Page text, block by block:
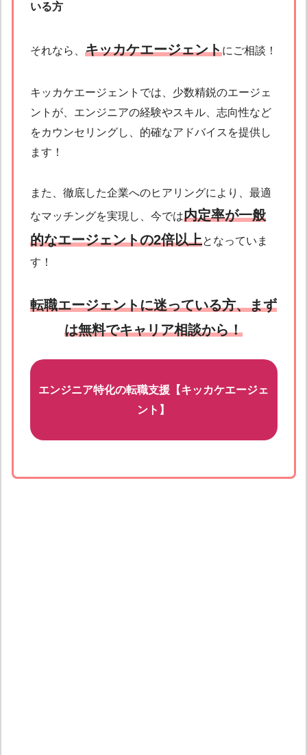
いる方
それなら、 キッカケエージェントにご相談！
キッカケエージェントでは、少数精鋭のエージェ
ントが、エンジニアの経験やスキル、志向性など
をカウンセリングし、的確なアドバイスを提供し
ます！
また、徹底した企業へのヒアリングにより、最適
なマッチングを実現し、今では内定率が一般
的なエージェントの2倍以上となっていま
す！
転職エージェントに迷っている方、まず
は無料でキャリア相談から！
エンジニア特化の転職支援【キッカケエージェ
ント】